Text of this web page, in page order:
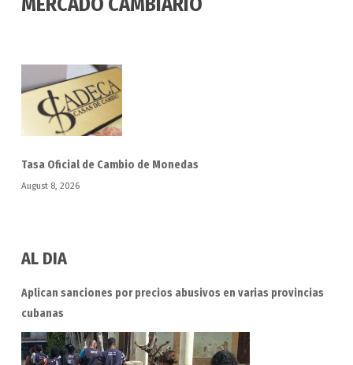
Tasa Oficial de Cambio de Monedas
August 8, 2026
AL DIA
Aplican sanciones por precios abusivos en varias provincias
cubanas